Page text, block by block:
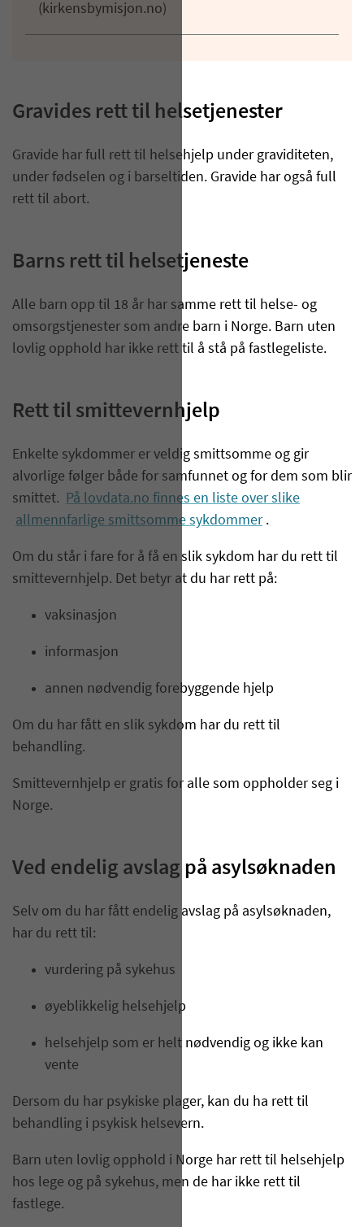
(kirkensbymisjon.no)
Gravides rett til helsetjenester
Gravide har full rett til helsehjelp under graviditeten,
under fødselen og i barseltiden. Gravide har også full
rett til abort.
Barns rett til helsetjeneste
Alle barn opp til 18 år har samme rett til helse- og
omsorgstjenester som andre barn i Norge. Barn uten
lovlig opphold har ikke rett til å stå på fastlegeliste.
Rett til smittevernhjelp
Enkelte sykdommer er veldig smittsomme og gir
alvorlige følger både for samfunnet og for dem som blir
smittet. På lovdata.no finnes en liste over slike
allmennfarlige smittsomme sykdommer .
Om du står i fare for å få en slik sykdom har du rett til
smittevernhjelp. Det betyr at du har rett på:
vaksinasjon
informasjon
annen nødvendig forebyggende hjelp
Om du har fått en slik sykdom har du rett til
behandling.
Smittevernhjelp er gratis for alle som oppholder seg i
Norge.
Ved endelig avslag på asylsøknaden
Selv om du har fått endelig avslag på asylsøknaden,
har du rett til:
vurdering på sykehus
øyeblikkelig helsehjelp
helsehjelp som er helt nødvendig og ikke kan
vente
Dersom du har psykiske plager, kan du ha rett til
behandling i psykisk helsevern.
Barn uten lovlig opphold i Norge har rett til helsehjelp
hos lege og på sykehus, men de har ikke rett til
fastlege.